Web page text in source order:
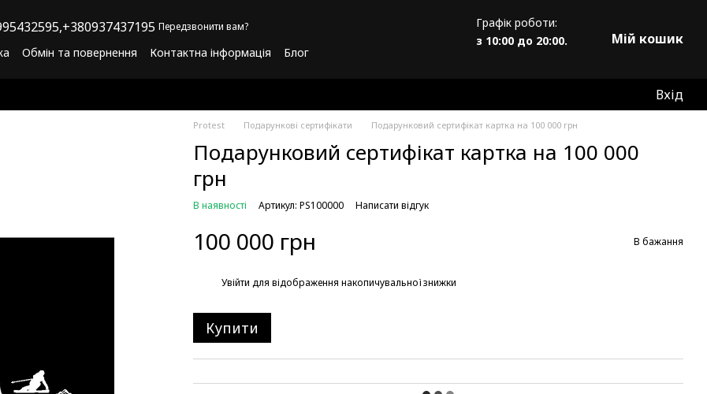
+380937437195 Передзвонити вам?
Обмін та повернення Контактна інформація
Блог
Графік роботи:
з 10:00 до 20:00.
Мій кошик
Вхід
Protest Подарункові сертифікати Подарунковий сертифікат картка на 100 000 грн
Подарунковий сертифікат картка на 100 000
грн
В наявності Артикул: PS100000 Написати відгук
100 000 грн В бажання
Увійти для відображення накопичувальної знижки
Купити